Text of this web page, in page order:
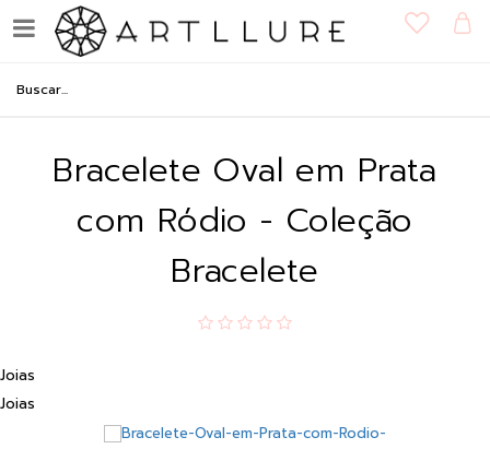
Bracelete Oval em Prata
com Ródio - Coleção
Bracelete
Joias
Joias